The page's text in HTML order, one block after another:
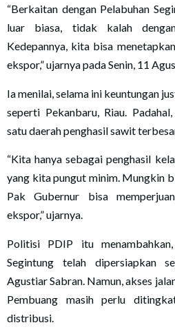
“Berkaitan dengan Pelabuhan
luar biasa, tidak kalah
Kedepannya, kita bisa
ekspor,” ujarnya pada Senin, 11
Ia menilai, selama ini keuntungan
seperti Pekanbaru, Riau.
satu daerah penghasil sawit
“Kita hanya sebagai penghasil
yang kita pungut minim. Mungkin
Pak Gubernur bisa
ekspor,” ujarnya.
Politisi PDIP itu
Segintung telah dipersiapkan
Agustiar Sabran. Namun, akses
Pembuang masih perlu
distribusi.